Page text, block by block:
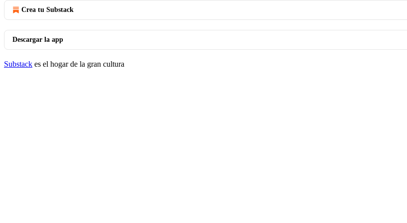
Crea tu Substack
Descargar la app
Substack es el hogar de la gran cultura